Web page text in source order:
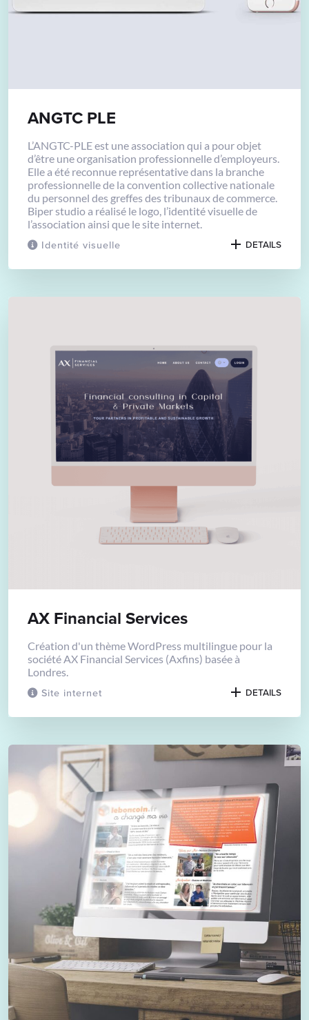
Identité visuelle
ANGTC PLE
L’ANGTC-PLE est une association qui a pour objet
d’être une organisation professionnelle d’employeurs.
Elle a été reconnue représentative dans la branche
professionnelle de la convention collective nationale
du personnel des greffes des tribunaux de commerce.
Biper studio a réalisé le logo, l’identité visuelle de
l’association ainsi que le site internet.
DETAILS
Site internet
AX Financial Services
Création d'un thème WordPress multilingue pour la
société AX Financial Services (Axfins) basée à
Londres.
DETAILS